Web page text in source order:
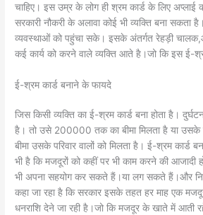
चाहिए। इस उम्र के लोग ही श्रम कार्ड के लिए
सरकारी नौकरी के अलावा कोई भी व्यक्ति बना सकता
व्यवस्थाओं को पहुंचा सके। इसके अंतर्गत रेहड़ी
कई कार्य को करने वाले व्यक्ति आते है।जो कि इस ई-
ई-श्रम कार्ड बनाने के फायदे
जिस किसी व्यक्ति का ई-श्रम कार्ड बना होता है।
है। तो उसे 200000 तक का बीमा मिलता है या
बीमा उसके परिवार वालों को मिलता है। ई-श्रम कार्ड
भी है कि मजदूरों को कहीं पर भी काम करने की आजादी
भी अपना सहयोग कर सकते हैं।या लग सकते हैं।और
कहा जा रहा है कि सरकार इसके तहत हर माह एक
धनराशि देने जा रही है।जो कि मजदूर के खाते में आती